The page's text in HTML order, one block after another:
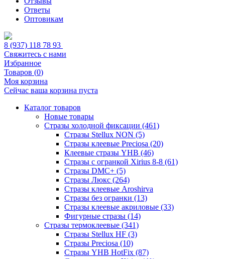
Ответы
Оптовикам
8 (937) 118 78 93
Свяжитесь с нами
Избранное
Товаров (0)
Моя корзина
Сейчас ваша корзина пуста
Каталог товаров
Новые товары
Стразы холодной фиксации (461)
Стразы Stellux NON (5)
Стразы клеевые Preciosa (20)
Клеевые стразы YHB (46)
Стразы с огранкой Xirius 8-8 (61)
Стразы DMC+ (5)
Стразы Люкс (264)
Стразы клеевые Aroshirva
Стразы без огранки (13)
Стразы клеевые акриловые (33)
Фигурные стразы (14)
Стразы термоклеевые (341)
Стразы Stellux HF (3)
Стразы Preciosa (10)
Стразы YHB HotFix (87)